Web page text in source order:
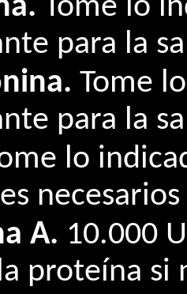
Tome lo
para la
Tome
para la
lo
A. 10.000
proteína si